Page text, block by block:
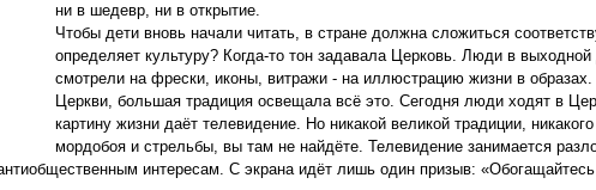
ни в шедевр, ни в открытие.
Чтобы дети вновь начали читать, в стране должна сложиться
определяет культуру? Когда-то тон задавала Церковь. Люди в
смотрели на фрески, иконы, витражи - на иллюстрацию жизни в образах.
Церкви, большая традиция освещала всё это. Сегодня люди ходят в
картину жизни даёт телевидение. Но никакой великой традиции,
мордобоя и стрельбы, вы там не найдёте. Телевидение занимается
интересам. С экрана идёт лишь один призыв: